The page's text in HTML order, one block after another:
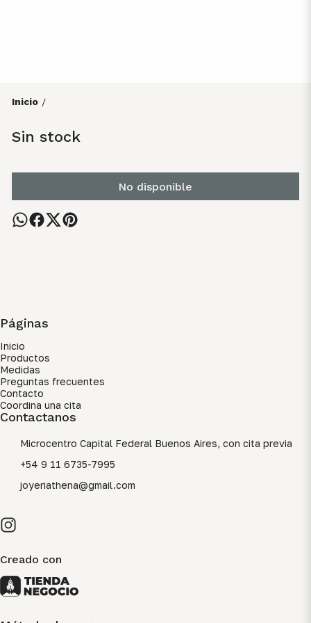
Inicio /
Sin stock
No disponible
Páginas
Inicio
Productos
Medidas
Preguntas frecuentes
Contacto
Coordina una cita
Contactanos
Microcentro Capital Federal Buenos Aires, con cita previa
+54 9 11 6735-7995
joyeriathena@gmail.com
Creado con